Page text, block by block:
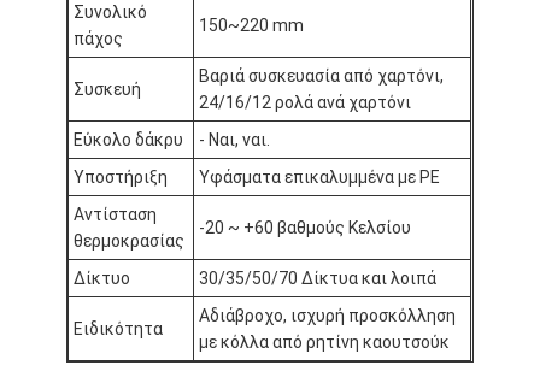
Ταινία αγωγών υφασμάτων
Το διπλάσιο πλαισίωσε την κολλητική ταινία
Κολλητική ταινία της PET
Ρίψη επένδυσης ακρίβειας
Ηλεκτρική πίνακα μόνωσης
Συνολικό
πάχος
150~220 mm
Συσκευή
Βαριά συσκευασία από χαρτόνι,
24/16/12 ρολά ανά χαρτόνι
Εύκολο δάκρυ
- Ναι, ναι.
Υποστήριξη
Υφάσματα επικαλυμμένα με PE
Αντίσταση
θερμοκρασίας
-20 ~ +60 βαθμούς Κελσίου
Δίκτυο 30/35/50/70 Δίκτυα και λοιπά
Ειδικότητα
Αδιάβροχο, ισχυρή προσκόλληση
με κόλλα από ρητίνη καουτσούκ